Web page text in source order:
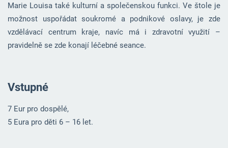
Marie Louisa také kulturní a společenskou funkci. Ve štole je
možnost uspořádat soukromé a podnikové oslavy, je zde
vzdělávací centrum kraje, navíc má i zdravotní využití –
pravidelně se zde konají léčebné seance.
Vstupné
7 Eur pro dospělé,
5 Eura pro děti 6 – 16 let.